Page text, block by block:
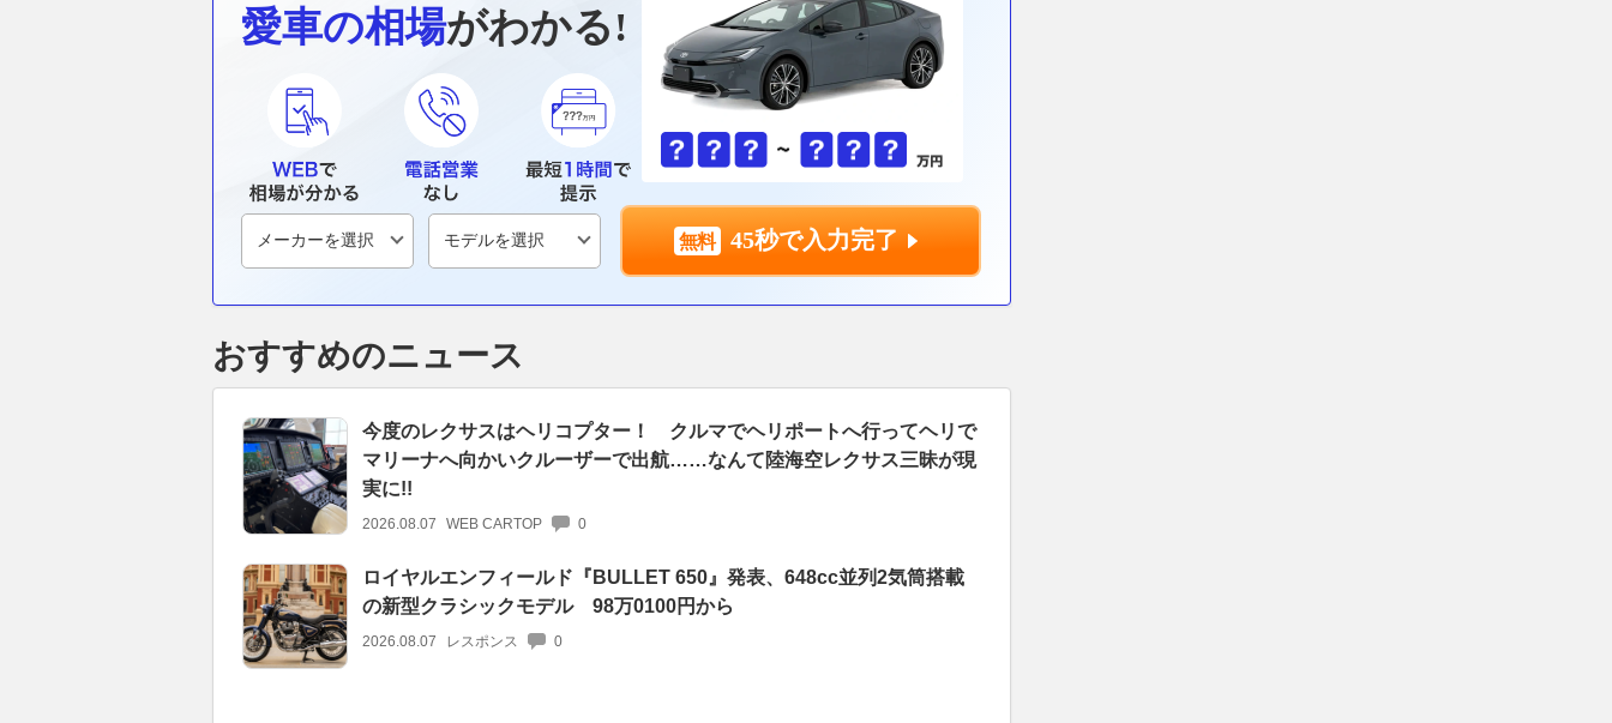
愛車の相場がわかる!
45秒で入力完了
おすすめのニュース
今度のレクサスはヘリコプター！ クルマでヘリポートへ行ってヘリで
マリーナへ向かいクルーザーで出航……なんて陸海空レクサス三昧が現
実に!!
2026.08.07 WEB CARTOP 0
ロイヤルエンフィールド『BULLET 650』発表、648cc並列2気筒搭載
の新型クラシックモデル 98万0100円から
2026.08.07 レスポンス 0